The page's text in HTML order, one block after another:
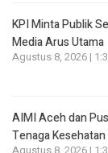
KPI Minta Publik
Media Arus Utama
Agustus 8, 2026 |
AIMI Aceh dan
Tenaga